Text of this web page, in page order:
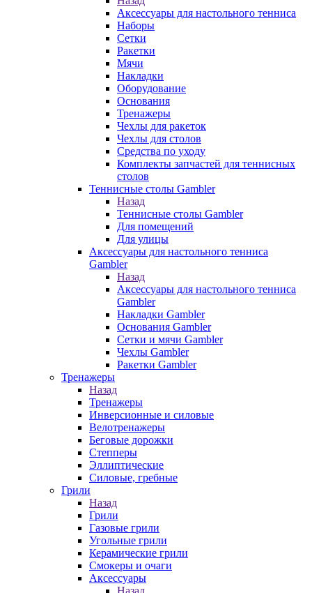
Аксессуары для настольного тенниса
Наборы
Сетки
Ракетки
Мячи
Накладки
Оборудование
Основания
Тренажеры
Чехлы для ракеток
Чехлы для столов
Средства по уходу
Комплекты запчастей для теннисных
столов
Теннисные столы Gambler
Назад
Теннисные столы Gambler
Для помещений
Для улицы
Аксессуары для настольного тенниса
Gambler
Назад
Аксессуары для настольного тенниса
Gambler
Накладки Gambler
Основания Gambler
Сетки и мячи Gambler
Чехлы Gambler
Ракетки Gambler
Тренажеры
Назад
Тренажеры
Инверсионные и силовые
Велотренажеры
Беговые дорожки
Степперы
Эллиптические
Силовые, гребные
Грили
Назад
Грили
Газовые грили
Угольные грили
Керамические грили
Смокеры и очаги
Аксессуары
Назад